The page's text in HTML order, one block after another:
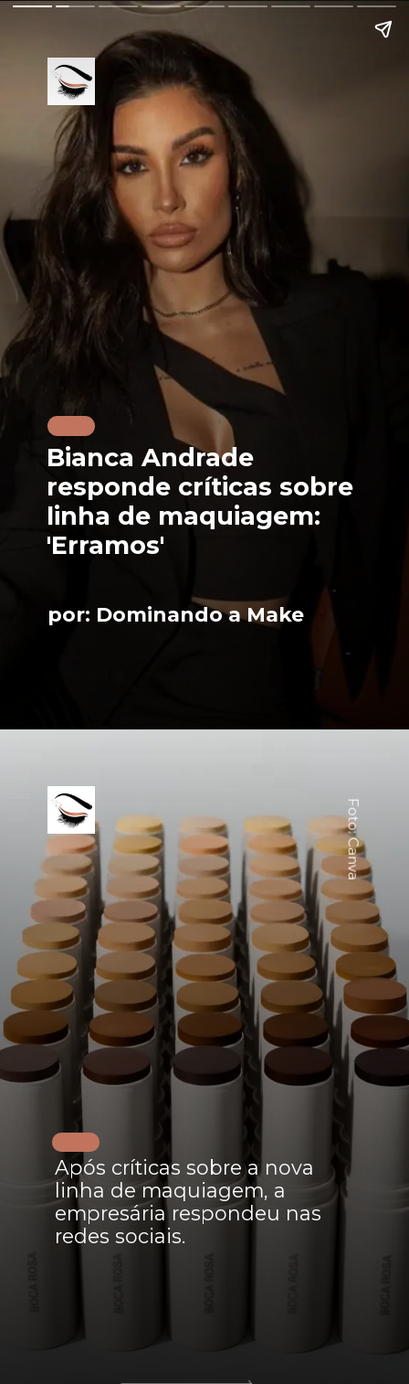
Bianca Andrade
responde críticas sobre
linha de maquiagem:
'Erramos'
por: Dominando a Make
Após críticas sobre a nova
linha de maquiagem, a
empresária respondeu nas
redes sociais.
Foto: Canva